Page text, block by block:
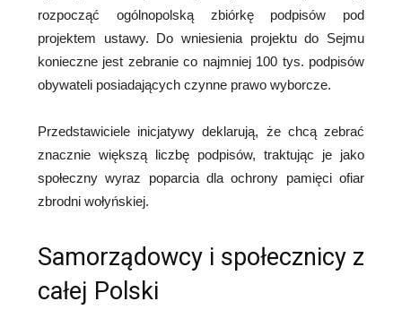
rozpocząć ogólnopolską zbiórkę podpisów pod
projektem ustawy. Do wniesienia projektu do Sejmu
konieczne jest zebranie co najmniej 100 tys. podpisów
obywateli posiadających czynne prawo wyborcze.
Przedstawiciele inicjatywy deklarują, że chcą zebrać
znacznie większą liczbę podpisów, traktując je jako
społeczny wyraz poparcia dla ochrony pamięci ofiar
zbrodni wołyńskiej.
Samorządowcy i społecznicy z
całej Polski